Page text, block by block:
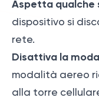
Aspetta qualche
dispositivo si
rete.
Disattiva la
modalità aereo
alla torre